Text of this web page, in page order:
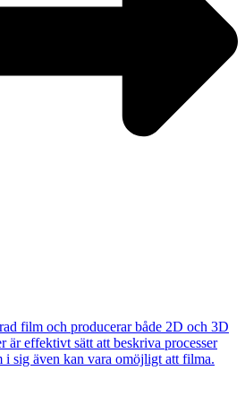
film och producerar både 2D och 3D
är effektivt sätt att beskriva processer
sig även kan vara omöjligt att filma.